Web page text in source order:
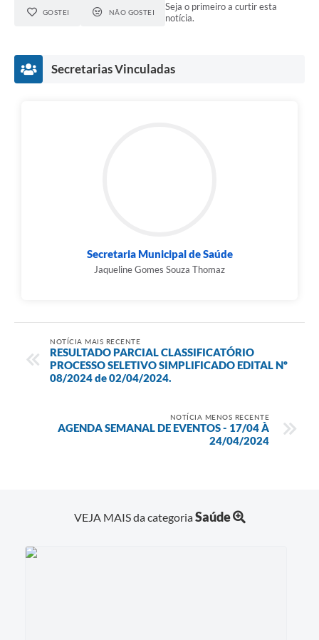
GOSTEI NÃO GOSTEI
Seja o primeiro a curtir esta
notícia.
Secretarias Vinculadas
Secretaria Municipal de Saúde
Jaqueline Gomes Souza Thomaz
NOTÍCIA MAIS RECENTE
RESULTADO PARCIAL CLASSIFICATÓRIO
PROCESSO SELETIVO SIMPLIFICADO EDITAL Nº
08/2024 de 02/04/2024.
NOTÍCIA MENOS RECENTE
AGENDA SEMANAL DE EVENTOS - 17/04 À
24/04/2024
VEJA MAIS da categoriaSaúde